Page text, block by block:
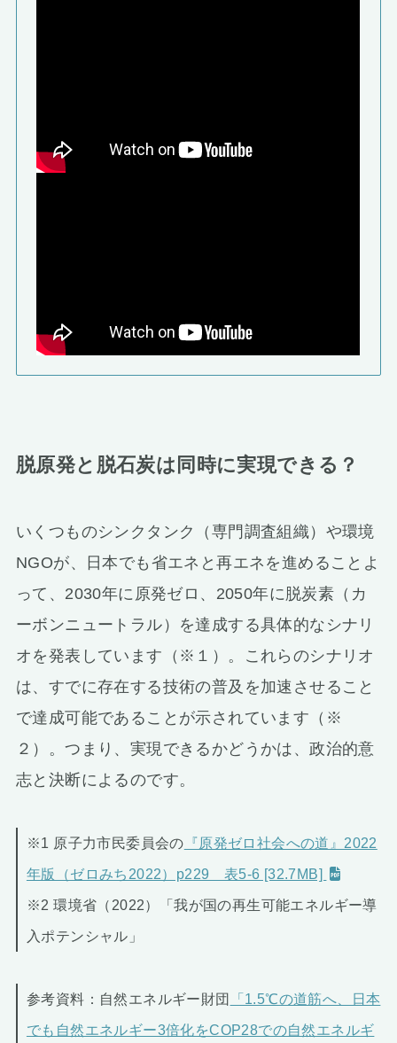
脱原発と脱石炭は同時に実現できる？
いくつものシンクタンク（専門調査組織）や環境
NGOが、日本でも省エネと再エネを進めることよ
って、2030年に原発ゼロ、2050年に脱炭素（カ
ーボンニュートラル）を達成する具体的なシナリ
オを発表しています（※１）。これらのシナリオ
は、すでに存在する技術の普及を加速させること
で達成可能であることが示されています（※
２）。つまり、実現できるかどうかは、政治的意
志と決断によるのです。
※1 原子力市民委員会の 『原発ゼロ社会への道』2022
年版（ゼロみち2022）p229 表5-6 [32.7MB]
※2 環境省（2022）「我が国の再生可能エネルギー導
入ポテンシャル」
参考資料：自然エネルギー財団 「1.5℃の道筋へ、日本
でも自然エネルギー3倍化をCOP28での自然エネルギ